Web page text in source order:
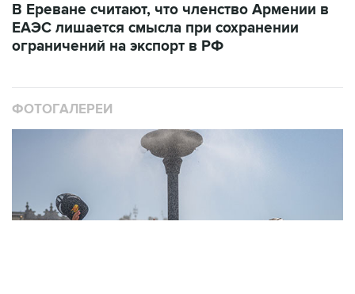
В Ереване считают, что членство Армении в
ЕАЭС лишается смысла при сохранении
ограничений на экспорт в РФ
ФОТОГАЛЕРЕИ